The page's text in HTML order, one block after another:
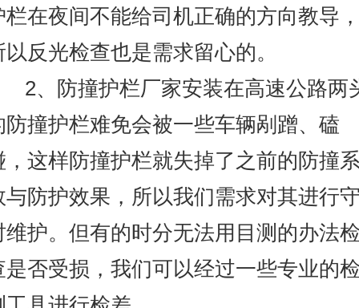
栏在夜间不能给司机正确的方向教导，
以反光检查也是需求留心的。
防撞护栏厂家安装在高速公路两
防撞护栏难免会被一些车辆剐蹭、磕
，这样防撞护栏就失掉了之前的防撞系
与防护效果，所以我们需求对其进行守
维护。但有的时分无法用目测的办法检
是否受损，我们可以经过一些专业的检